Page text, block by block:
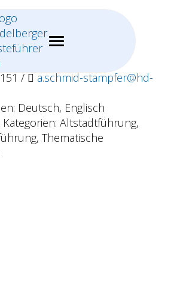
Stampfer
/
a.schmid-stampfer@hd-
Deutsch, Englisch
Kategorien: Altstadtführung,
Thematische